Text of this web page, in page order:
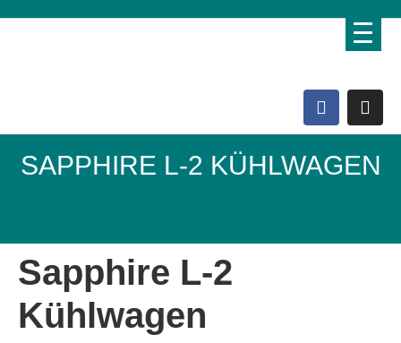
SAPPHIRE L-2 KÜHLWAGEN
Sapphire L-2
Kühlwagen